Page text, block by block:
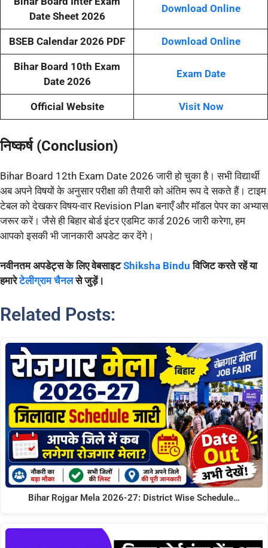
Date Sheet 2026
Download Online
BSEB Calendar 2026 PDF Download Online
Bihar Board 10th Exam
Date 2026
Exam Date
Official Website Visit Now
निष्कर्ष (Conclusion)
Bihar Board 12th Exam Date 2026 जारी हो चुका है। सभी विद्यार्थी
अब अपने विषयों के अनुसार परीक्षा की तैयारी को अंतिम रूप दे सकते हैं। टाइम
टेबल को देखकर विषय-वार Revision Plan बनाएँ और मॉडल पेपर का अभ्यास
जरूर करें। जैसे ही बिहार बोर्ड इंटर एडमिट कार्ड 2026 जारी करेगा, हम
आपको इसकी भी जानकारी अपडेट कर देंगे।
नवीनतम अपडेट्स के लिए वेबसाइटShiksha Bindu विजिट करते रहें या
हमारेटेलीग्राम चैनल से जुड़ें।
Related Posts:
Bihar Rojgar Mela 2026-27: District Wise Schedule…